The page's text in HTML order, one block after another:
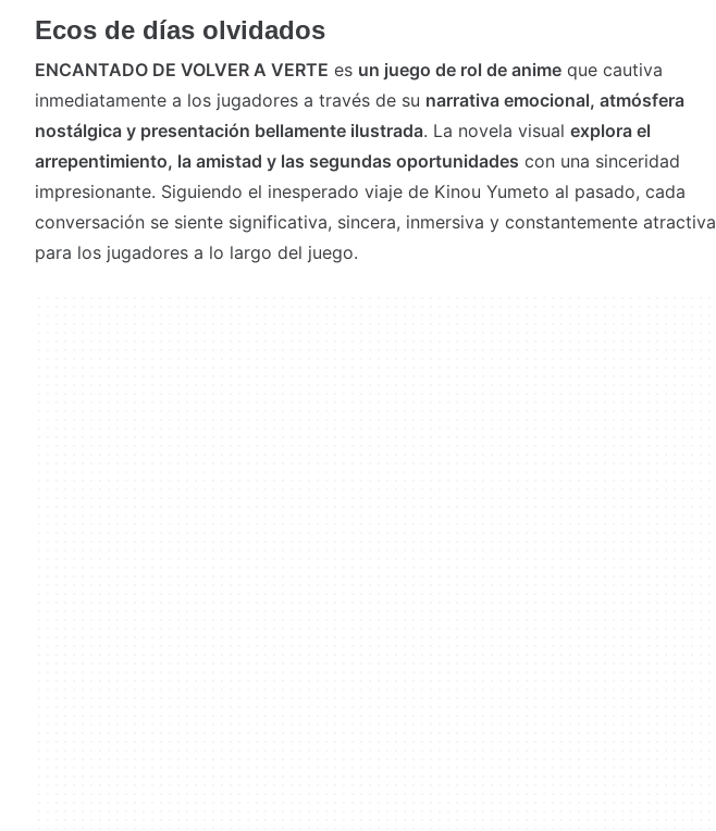
Ecos de días olvidados
ENCANTADO DE VOLVER A VERTE es un juego de rol de anime que cautiva
inmediatamente a los jugadores a través de su narrativa emocional, atmósfera
nostálgica y presentación bellamente ilustrada. La novela visual explora el
arrepentimiento, la amistad y las segundas oportunidades con una sinceridad
impresionante. Siguiendo el inesperado viaje de Kinou Yumeto al pasado, cada
conversación se siente significativa, sincera, inmersiva y constantemente atractiva
para los jugadores a lo largo del juego.